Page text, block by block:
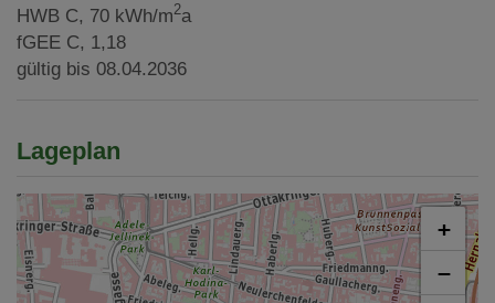
HWB C, 70 kWh/m2a
fGEE C, 1,18
gültig bis 08.04.2036
Lageplan
+
−